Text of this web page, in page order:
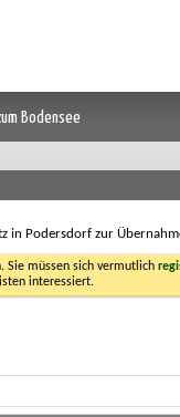
Bodensee
in Podersdorf zur
Sie müssen sich vermutlich
interessiert.